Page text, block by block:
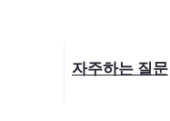
자주하는 질문